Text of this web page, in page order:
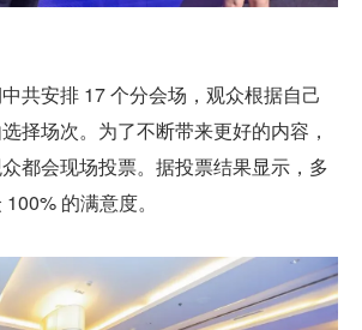
共安排 17 个分会场，观众根据自己
择场次。为了不断带来更好的内容，
都会现场投票。据投票结果显示，多
的满意度。